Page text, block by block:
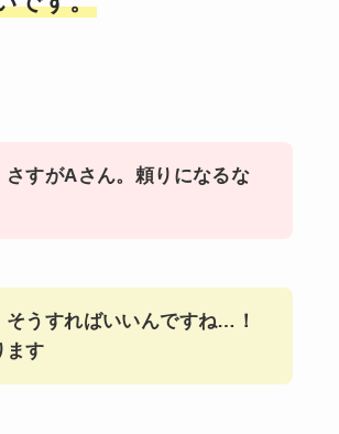
さすがAさん。頼りになるな
そうすればいいんですね…！
ます